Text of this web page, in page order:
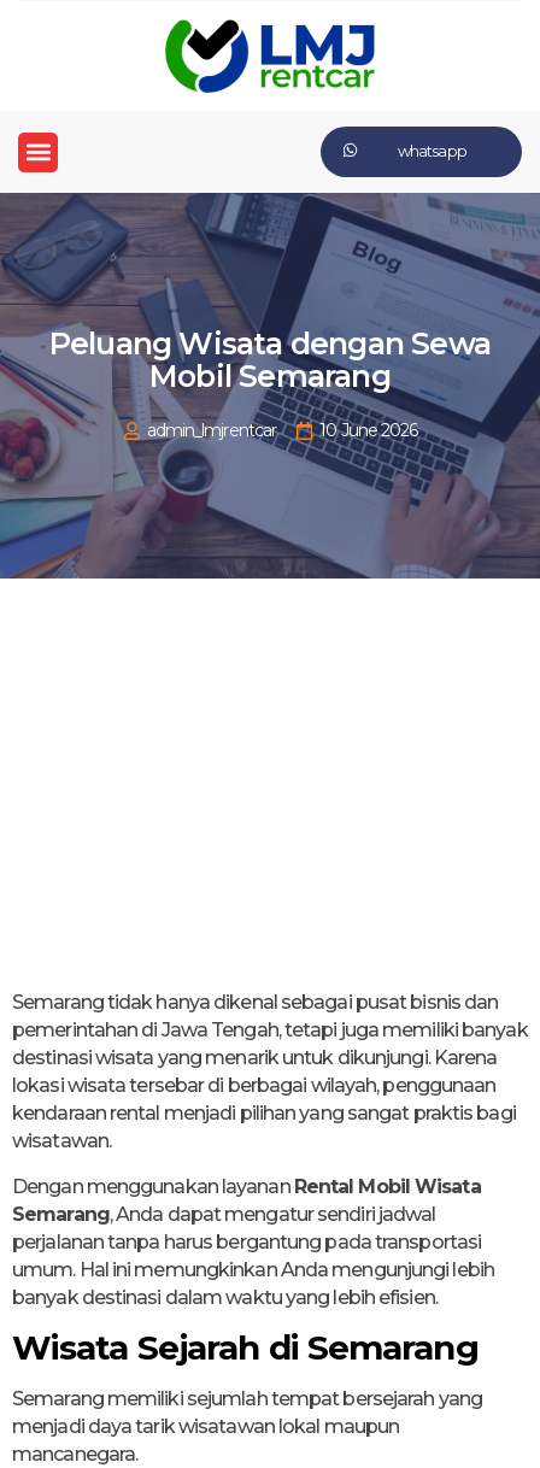
whatsapp
Peluang Wisata dengan Sewa
Mobil Semarang
admin_lmjrentcar 10 June 2026
Semarang tidak hanya dikenal sebagai pusat bisnis dan
pemerintahan di Jawa Tengah, tetapi juga memiliki banyak
destinasi wisata yang menarik untuk dikunjungi. Karena
lokasi wisata tersebar di berbagai wilayah, penggunaan
kendaraan rental menjadi pilihan yang sangat praktis bagi
wisatawan.
Dengan menggunakan layanan Rental Mobil Wisata
Semarang, Anda dapat mengatur sendiri jadwal
perjalanan tanpa harus bergantung pada transportasi
umum. Hal ini memungkinkan Anda mengunjungi lebih
banyak destinasi dalam waktu yang lebih efisien.
Wisata Sejarah di Semarang
Semarang memiliki sejumlah tempat bersejarah yang
menjadi daya tarik wisatawan lokal maupun
mancanegara.